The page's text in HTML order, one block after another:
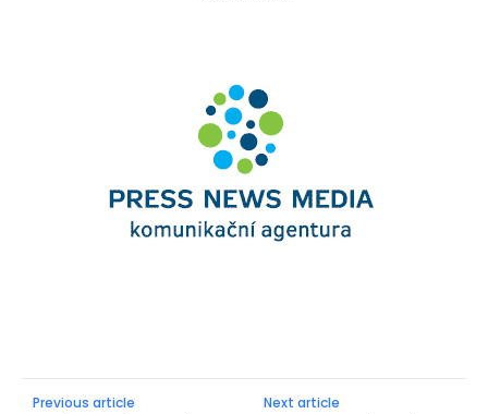
Previous article Next article